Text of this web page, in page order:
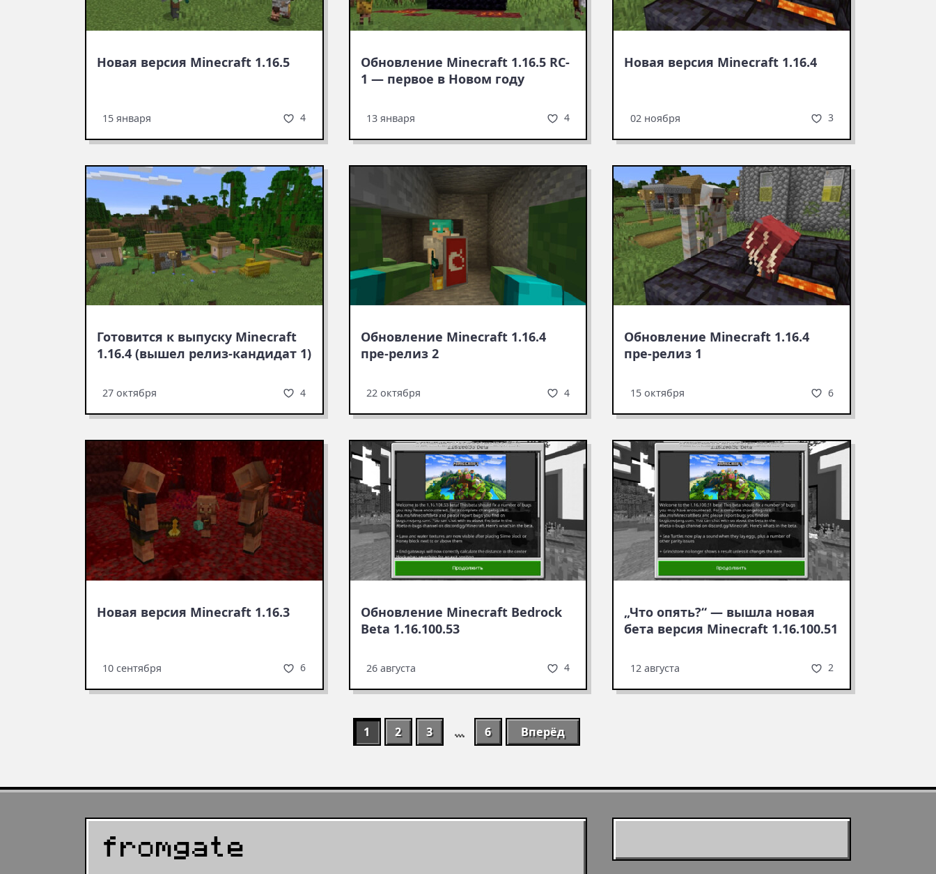
Новая версия Minecraft 1.16.5
15 января 4
Обновление Minecraft 1.16.5 RC-
1 — первое в Новом году
13 января 4
Новая версия Minecraft 1.16.4
02 ноября 3
Готовится к выпуску Minecraft
1.16.4 (вышел релиз-кандидат 1)
27 октября 4
Обновление Minecraft 1.16.4
пре-релиз 2
22 октября 4
Обновление Minecraft 1.16.4
пре-релиз 1
15 октября 6
Новая версия Minecraft 1.16.3
10 сентября 6
Обновление Minecraft Bedrock
Beta 1.16.100.53
26 августа 4
„Что опять?“ — вышла новая
бета версия Minecraft 1.16.100.51
12 августа 2
1 2 3 … 6 Вперёд
муушрумом или мушрумом